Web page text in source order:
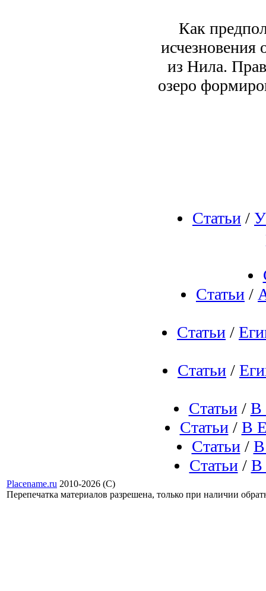
Как
исчезновения
из Нила.
озеро
Статьи /
Статьи /
Статьи /
Статьи /
Статьи/ В
Статьи/ В
Статьи/ В
Статьи/ В
Placename.ru 2010-2026 (С)
Перепечатка материалов разрешена, только при наличии